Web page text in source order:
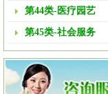
第44类-医疗园艺
第45类-社会服务